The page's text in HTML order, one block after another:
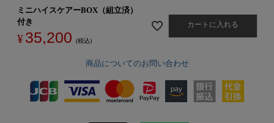
ミニハイスケアーBOX（組立済）
付き
¥35,200 税込
カートに入れる
商品についてのお問い合わせ